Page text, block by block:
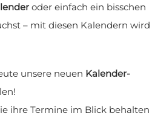
oder einfach ein bisschen
– mit diesen Kalendern wird
unsere neuen Kalender-
ihre Termine im Blick behalten